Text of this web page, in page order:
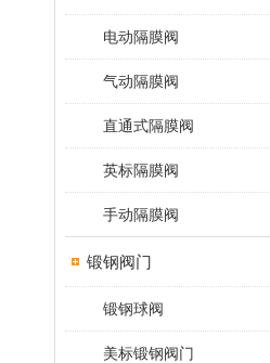
电动隔膜阀
气动隔膜阀
直通式隔膜阀
英标隔膜阀
手动隔膜阀
锻钢阀门
锻钢球阀
美标锻钢阀门